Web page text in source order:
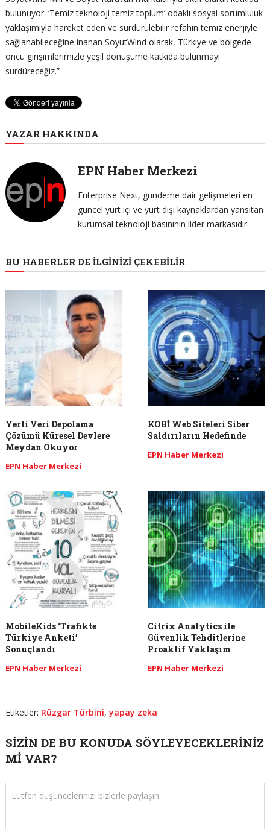
bulunuyor. ‘Temiz teknoloji temiz toplum’ odaklı sosyal sorumluluk
yaklaşımıyla hareket eden ve sürdürülebilir refahın temiz enerjiyle
sağlanabileceğine inanan SoyutWind olarak, Türkiye ve bölgede
öncü girişimlerimizle yeşil dönüşüme katkıda bulunmayı
sürdüreceğiz.”
YAZAR HAKKINDA
EPN Haber Merkezi
Enterprise Next, gündeme dair gelişmeleri en
güncel yurt içi ve yurt dışı kaynaklardan yansıtan
kurumsal teknoloji basınının lider markasıdır.
BU HABERLER DE İLGINIZI ÇEKEBILIR
Yerli Veri Depolama
Çözümü Küresel Devlere
Meydan Okuyor
EPN Haber Merkezi
KOBİ Web Siteleri Siber
Saldırıların Hedefinde
EPN Haber Merkezi
MobileKids ‘Trafikte
Türkiye Anketi’
Sonuçlandı
EPN Haber Merkezi
Citrix Analytics ile
Güvenlik Tehditlerine
Proaktif Yaklaşım
EPN Haber Merkezi
Etiketler: Rüzgar Türbini,yapay zeka
SIZIN DE BU KONUDA SÖYLEYECEKLERINIZ
MI VAR?